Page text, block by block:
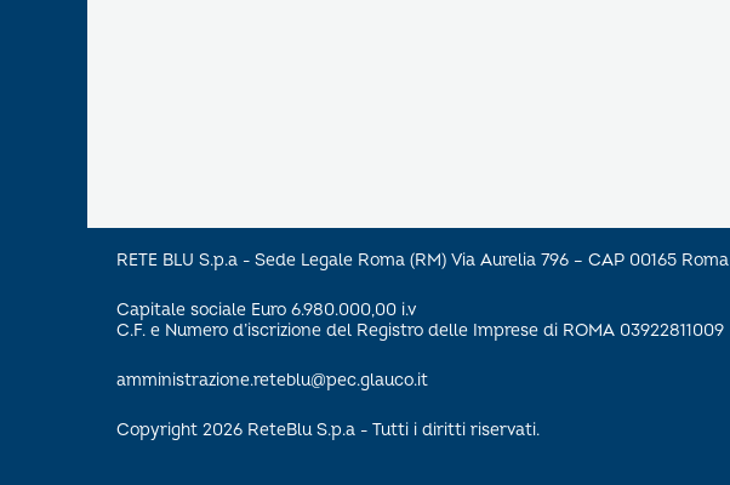
RETE BLU S.p.a - Sede Legale Roma (RM) Via Aurelia 796 – CAP 00165 Roma
Capitale sociale Euro 6.980.000,00 i.v
C.F. e Numero d’iscrizione del Registro delle Imprese di ROMA 03922811009
amministrazione.reteblu@pec.glauco.it
Copyright 2026 ReteBlu S.p.a - Tutti i diritti riservati.